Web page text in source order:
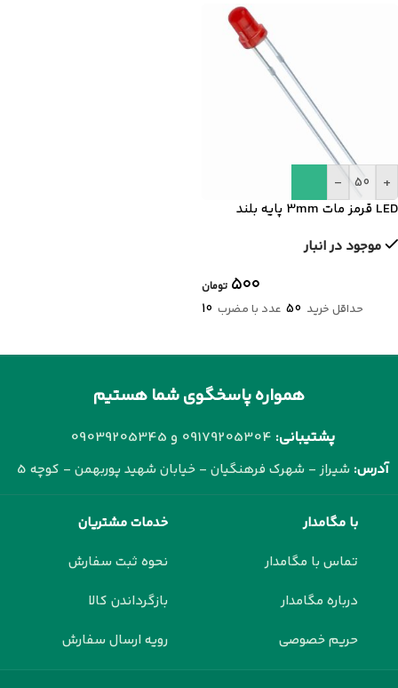
-
+
LED قرمز مات 3mm پایه بلند
موجود در انبار
۵۰۰ تومان
حداقل خرید 50 عدد با مضرب 10
همواره پاسخگوی شما هستیم
پشتیبانی: 09179205304 و 09039205345
آدرس: شیراز - شهرک فرهنگیان - خیابان شهید پوربهمن - کوچه 5
با مگامدار
تماس با مگامدار
درباره مگامدار
حریم خصوصی
خدمات مشتریان
نحوه ثبت سفارش
بازگرداندن کالا
رویه ارسال سفارش